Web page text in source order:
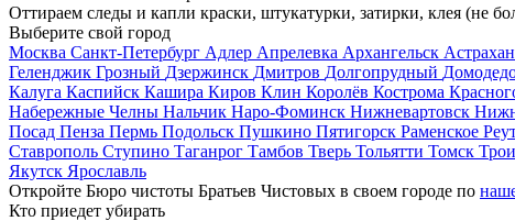
Оттираем следы и капли краски, штукатурки, затирки, клея (не
Выберите свой город
Москва Санкт-Петербург Адлер Апрелевка Архангельск
Геленджик Грозный Дзержинск Дмитров Долгопрудный
Калуга Каспийск Кашира Киров Клин Королёв Кострома
Набережные Челны Нальчик Наро-Фоминск Нижневартовск
Посад Пенза Пермь Подольск Пушкино Пятигорск Раменское
Ставрополь Ступино Таганрог Тамбов Тверь Тольятти Томск
Якутск Ярославль
Откройте Бюро чистоты Братьев Чистовых в своем городе по
Кто приедет убирать